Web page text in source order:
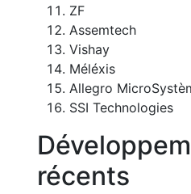
ZF
Assemtech
Vishay
Méléxis
Allegro
SSI Technologies
récents